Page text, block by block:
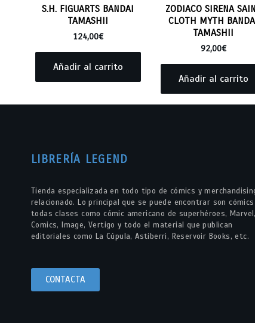
S.H. FIGUARTS BANDAI
TAMASHII
124,00€
Añadir al carrito
ZODIACO SIRENA
CLOTH MYTH
TAMASHII
92,00€
Añadir al carrito
LIBRERÍA LEGEND
Tienda especializada en todo tipo de cómics y
relacionado. Lo principal que se puede encontrar son cómics
todas clases como cómic americano de superhéroes, Marvel,
Comics, Image, Vertigo y todo el material que publican
editoriales como La Cúpula, Astiberri, Reservoir Books, etc.
CONTACTA